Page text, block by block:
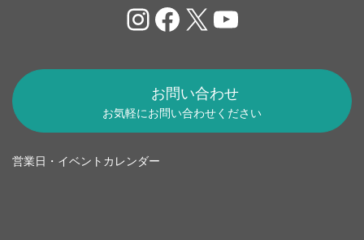
Instagram
Facebook
X YouTube
お問い合わせ
お気軽にお問い合わせください
営業日・イベントカレンダー